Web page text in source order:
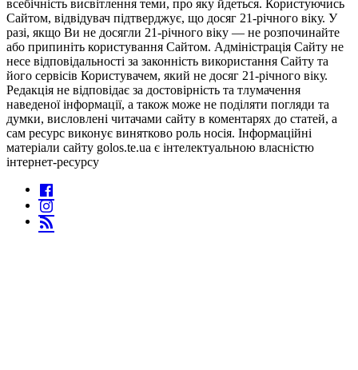
всебічність висвітлення теми, про яку йдеться. Користуючись
Сайтом, відвідувач підтверджує, що досяг 21-річного віку. У
разі, якщо Ви не досягли 21-річного віку — не розпочинайте
або припиніть користування Сайтом. Адміністрація Сайту не
несе відповідальності за законність використання Сайту та
його сервісів Користувачем, який не досяг 21-річного віку.
Редакція не відповідає за достовірність та тлумачення
наведеної інформації, а також може не поділяти погляди та
думки, висловлені читачами сайту в коментарях до статей, а
сам ресурс виконує винятково роль носія. Інформаційні
матеріали сайту golos.te.ua є інтелектуальною власністю
інтернет-ресурсу